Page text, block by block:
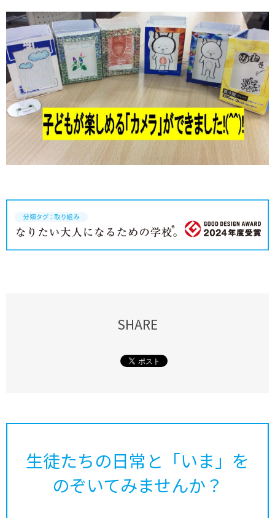
SHARE
生徒たちの日常と「いま」を
のぞいてみませんか？